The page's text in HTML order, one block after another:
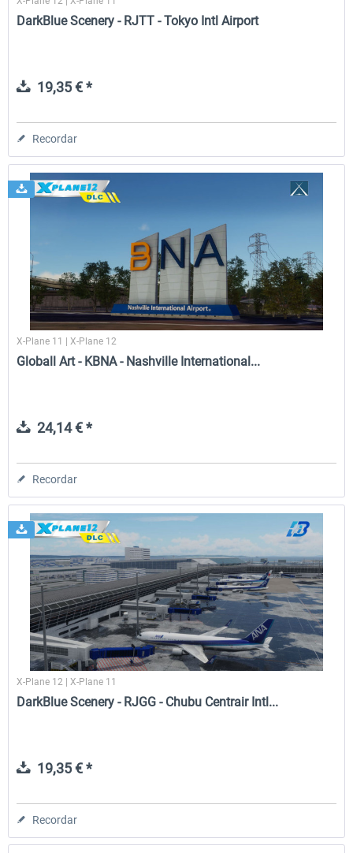
45,32 € *
DarkBlue Scenery - RJTT - Tokyo Intl Airport
19,35 € *
Recordar
X-Plane 11 | X-Plane 12
Globall Art - KBNA - Nashville International...
24,14 € *
Recordar
X-Plane 12 | X-Plane 11
DarkBlue Scenery - RJGG - Chubu Centrair Intl...
19,35 € *
Recordar